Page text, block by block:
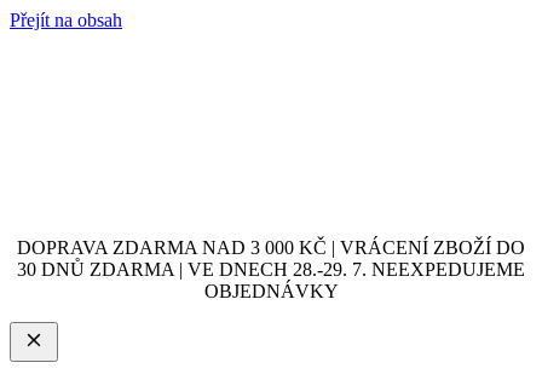
Přejít na obsah
DOPRAVA ZDARMA NAD 3 000 KČ | VRÁCENÍ ZBOŽÍ DO
30 DNŮ ZDARMA | VE DNECH 28.-29. 7. NEEXPEDUJEME
OBJEDNÁVKY